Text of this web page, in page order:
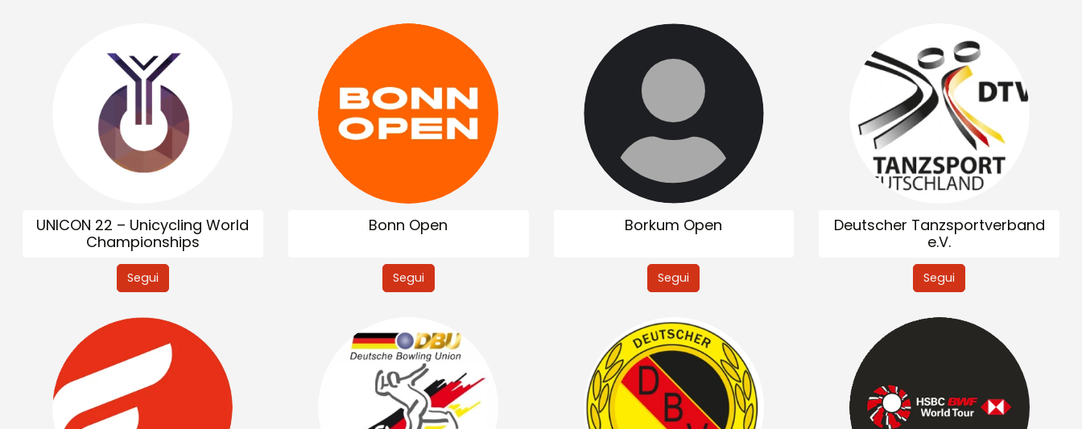
UNICON 22 – Unicycling World
Championships
Segui
Bonn Open
Segui
Borkum Open
Segui
Deutscher Tanzsportverband
e.V.
Segui